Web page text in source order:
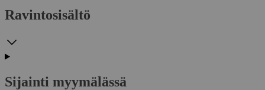
Ravintosisältö
Sijainti myymälässä